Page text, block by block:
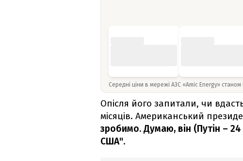
Середні ціни в мережі АЗС «Amic Energy» станом
Опісля його запитали, чи
місяців. Американський
зробимо. Думаю, він (Путін – 24
США".